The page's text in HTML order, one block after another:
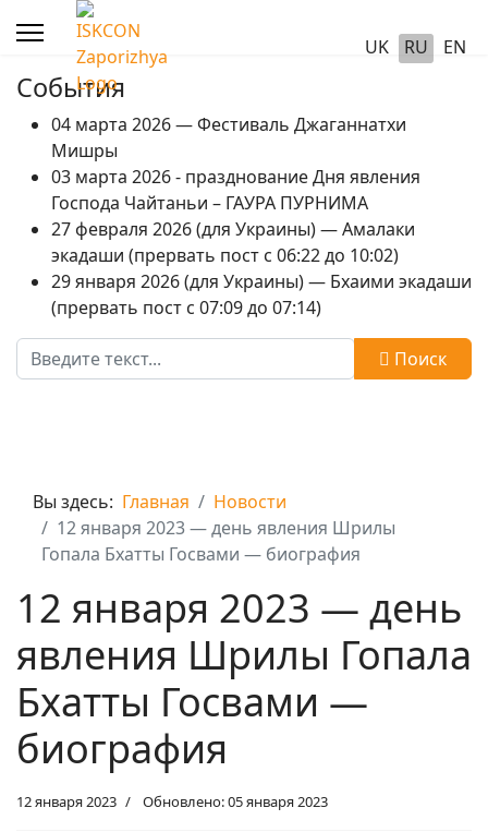
UK RU EN
События
04 марта 2026 — Фестиваль Джаганнатхи
Мишры
03 марта 2026 - празднование Дня явления
Господа Чайтаньи – ГАУРА ПУРНИМА
27 февраля 2026 (для Украины) — Амалаки
экадаши (прервать пост с 06:22 до 10:02)
29 января 2026 (для Украины) — Бхаими экадаши
(прервать пост с 07:09 до 07:14)
Поиск
Поиск
Вы здесь: Главная
Новости
12 января 2023 — день явления Шрилы
Гопала Бхатты Госвами — биография
12 января 2023 — день
явления Шрилы Гопала
Бхатты Госвами —
биография
12 января 2023 Обновлено: 05 января 2023